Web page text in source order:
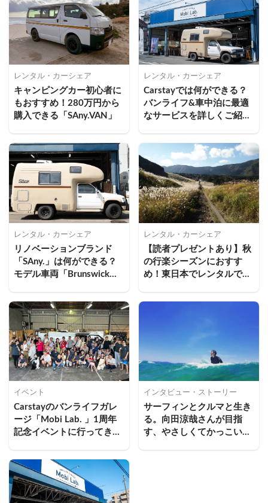
レンタル・カーシェア
キャンピングカー初心者に
もおすすめ！280万円から
購入できる「SAny.VAN」
レンタル・カーシェア
Carstayでは何ができる？
バンライフ&車中泊に最適
なサービスを詳しくご紹
レンタル・カーシェア
リノベーションブランド
「SAny.」は何ができる？
モデル車両「Brunswick」
レンタル・カーシェア
【読者プレゼントあり】秋
の行楽シーズンにおすす
め！東日本でレンタルでき
イベント
Carstayのバンライフガレ
ージ「Mobi Lab. 」1周年
記念イベントに行ってき
インタビュー・ストーリー
サーフィンとクルマと生き
る。向田涼哉さんが目指
す、やさしくてかっこいい